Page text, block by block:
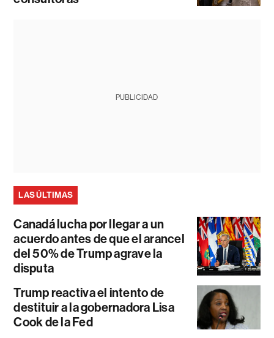
PUBLICIDAD
LAS ÚLTIMAS
Canadá lucha por llegar a un
acuerdo antes de que el arancel
del 50% de Trump agrave la
disputa
Trump reactiva el intento de
destituir a la gobernadora Lisa
Cook de la Fed